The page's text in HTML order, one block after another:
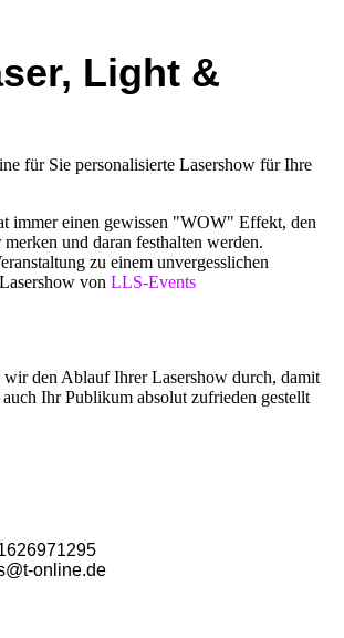
Light &
für Sie personalisierte Lasershow für Ihre
immer einen gewissen "WOW" Effekt, den
und daran festhalten werden.
zu einem unvergesslichen
von LLS-Events
wir den Ablauf Ihrer Lasershow durch, damit
Ihr Publikum absolut zufrieden gestellt
online.de